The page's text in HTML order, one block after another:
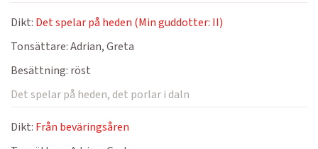
Dikt: Det spelar på heden (Min guddotter: II)
Tonsättare:Adrian, Greta
Besättning: röst
Det spelar på heden, det porlar i daln
Dikt: Från beväringsåren